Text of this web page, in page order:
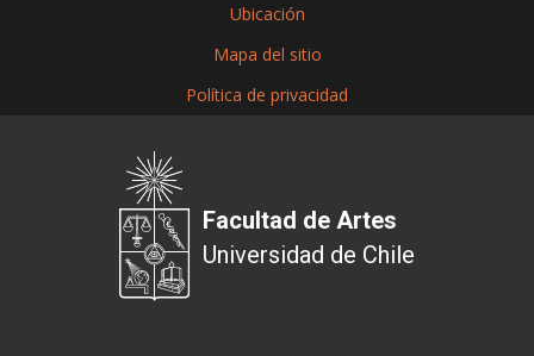
Ubicación
Mapa del sitio
Política de privacidad
Facultad de Artes
Universidad de Chile